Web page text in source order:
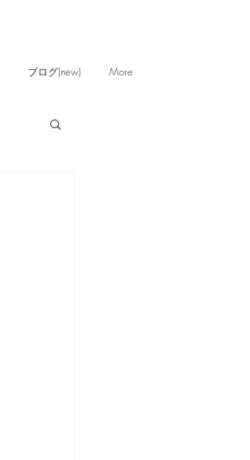
ブログ(new) More